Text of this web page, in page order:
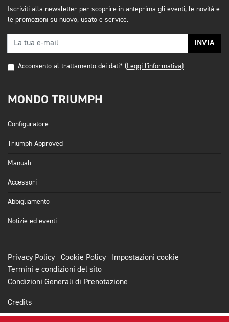
Iscriviti alla newsletter per scoprire in anteprima gli eventi, le novità e
le promozioni su nuovo, usato e service.
INVIA
Acconsento al trattamento dei dati* (Leggi l'informativa)
MONDO TRIUMPH
Configuratore
Triumph Approved
Manuali
Accessori
Abbigliamento
Notizie ed eventi
Privacy Policy Cookie Policy
Impostazioni cookie
Termini e condizioni del sito
Condizioni Generali di Prenotazione
Credits